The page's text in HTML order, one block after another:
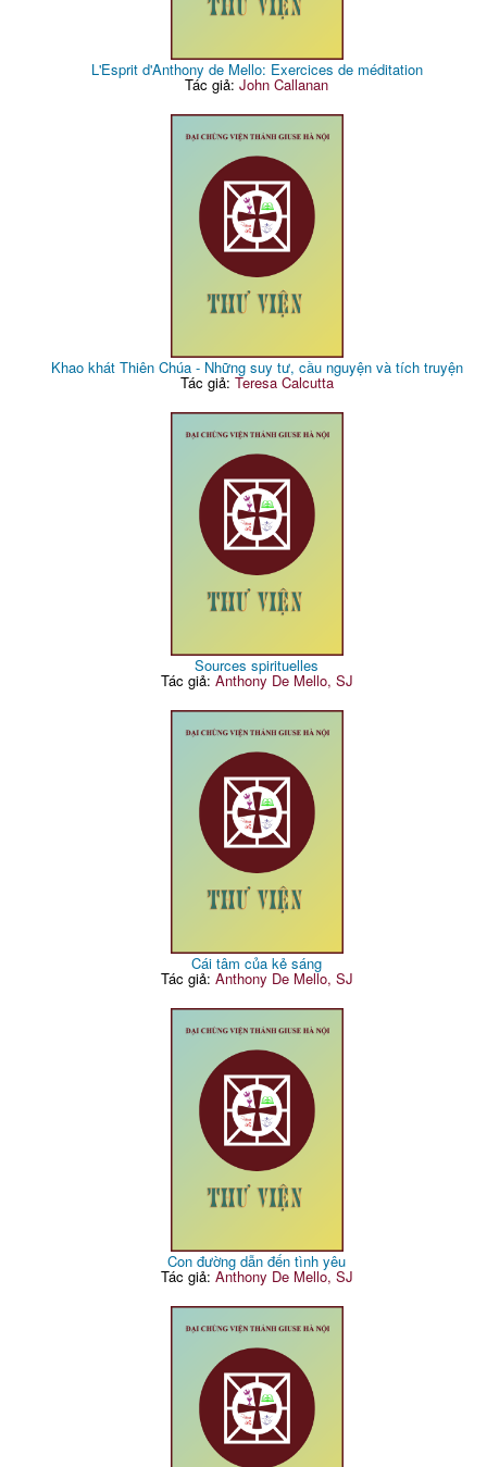
L'Esprit d'Anthony de Mello: Exercices de méditation
Tác giả:John Callanan
Khao khát Thiên Chúa - Những suy tư, cầu nguyện và tích truyện
Tác giả: Teresa Calcutta
Sources spirituelles
Tác giả: Anthony De Mello, SJ
Cái tâm của kẻ sáng
Tác giả: Anthony De Mello, SJ
Con đường dẫn đến tình yêu
Tác giả: Anthony De Mello, SJ